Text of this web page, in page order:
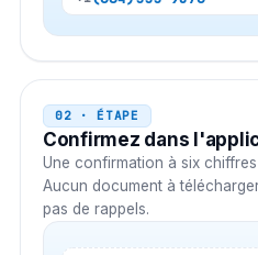
02 · ÉTAPE
Confirmez dans
Une confirmation à six
Aucun document à
pas de rappels.